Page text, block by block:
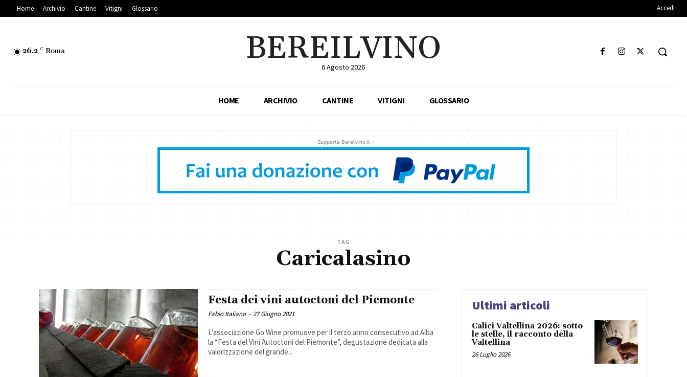
Home Archivio Cantine Vitigni Glossario Accedi
26.2 C Roma BEREILVINO
6 Agosto 2026
HOME ARCHIVIO CANTINE VITIGNI GLOSSARIO
- Supporta Bereilvino.it -
TAG
Caricalasino
Festa dei vini autoctoni del Piemonte
Fabio Italiano - 27 Giugno 2021
L’associazione Go Wine promuove per il terzo anno consecutivo ad Alba
la “Festa del Vini Autoctoni del Piemonte”, degustazione dedicata alla
valorizzazione del grande...
Ultimi articoli
Calici Valtellina 2026: sotto
le stelle, il racconto della
Valtellina
26 Luglio 2026